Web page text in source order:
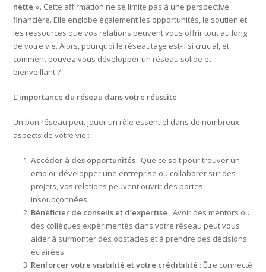
nette ». Cette affirmation ne se limite pas à une perspective
financière. Elle englobe également les opportunités, le soutien et
les ressources que vos relations peuvent vous offrir tout au long
de votre vie. Alors, pourquoi le réseautage est-il si crucial, et
comment pouvez-vous développer un réseau solide et
bienveillant ?
L’importance du réseau dans votre réussite
Un bon réseau peut jouer un rôle essentiel dans de nombreux
aspects de votre vie :
Accéder à des opportunités : Que ce soit pour trouver un
emploi, développer une entreprise ou collaborer sur des
projets, vos relations peuvent ouvrir des portes
insoupçonnées.
Bénéficier de conseils et d’expertise : Avoir des mentors ou
des collègues expérimentés dans votre réseau peut vous
aider à surmonter des obstacles et à prendre des décisions
éclairées.
Renforcer votre visibilité et votre crédibilité : Être connecté